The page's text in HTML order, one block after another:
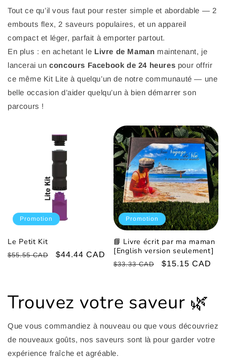
Tout ce qu’il vous faut pour rester simple et abordable — 2
embouts flex, 2 saveurs populaires, et un appareil
compact et léger, parfait à emporter partout.
En plus : en achetant le Livre de Maman maintenant, je
lancerai unconcours Facebook de 24 heures pour offrir
ce même Kit Lite à quelqu’un de notre communauté — une
belle occasion d’aider quelqu’un à bien démarrer son
parcours !
Promotion
Le Petit Kit
Prix
$55.55 CAD
Prix
$44.44 CAD
Promotion
📘 Livre écrit par ma maman
[English version seulement]
Prix
$33.33 CAD
Prix
$15.15 CAD
Trouvez votre saveur 🌿
Que vous commandiez à nouveau ou que vous découvriez
de nouveaux goûts, nos saveurs sont là pour garder votre
expérience fraîche et agréable.